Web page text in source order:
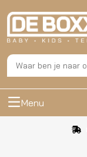
Menu